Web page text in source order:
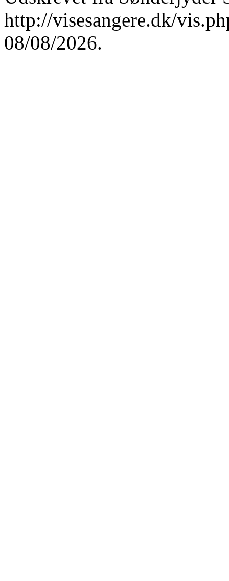
http://visesangere.dk/
08/08/2026.